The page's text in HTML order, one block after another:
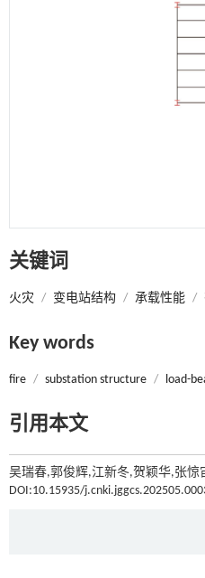
关键词
火灾 / 变电站结构 / 承载性能 /
Key words
fire / substation structure / load-
引用本文
吴瑞春,郭俊辉,江新冬,贺颖华,张惊
DOI:10.15935/